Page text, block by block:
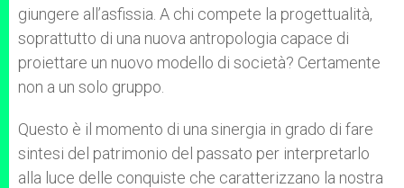
giungere all’asfissia. A chi compete la progettualità,
soprattutto di una nuova antropologia capace di
proiettare un nuovo modello di società? Certamente
non a un solo gruppo.
Questo è il momento di una sinergia in grado di fare
sintesi del patrimonio del passato per interpretarlo
alla luce delle conquiste che caratterizzano la nostra